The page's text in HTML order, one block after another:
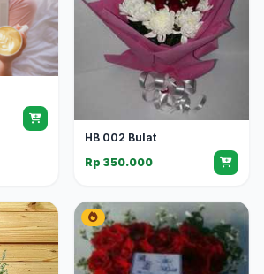
HB 002 Bulat
Rp 350.000